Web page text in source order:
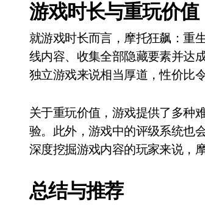
游戏时长与重玩价值
就游戏时长而言，摩托狂飙：重
线内容、收集全部隐藏要素并达
独立游戏来说相当厚道，性价比令
关于重玩价值，游戏提供了多种
验。此外，游戏中的评级系统也
深度挖掘游戏内容的玩家来说，
总结与推荐